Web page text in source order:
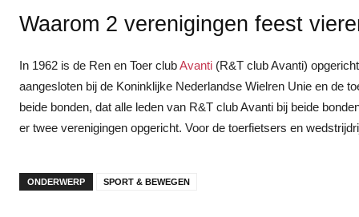
Waarom 2 verenigingen feest
In 1962 is de Ren en Toer clubAvanti (R&T club Avanti)
aangesloten bij de Koninklijke Nederlandse Wielren Unie en de
beide bonden, dat alle leden van R&T club Avanti bij beide
er twee verenigingen opgericht. Voor de toerfietsers en
ONDERWERP SPORT & BEWEGEN